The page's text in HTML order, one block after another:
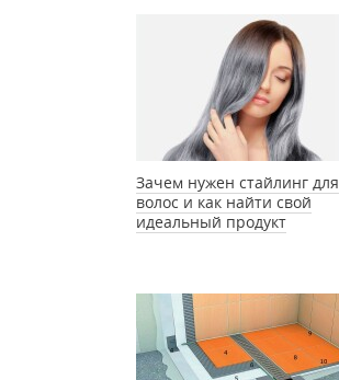
Зачем нужен стайлинг для
волос и как найти свой
идеальный продукт